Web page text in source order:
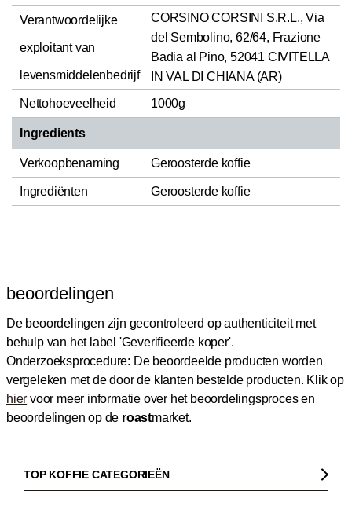
Verantwoordelijke
exploitant van
levensmiddelenbedrijf
CORSINO CORSINI S.R.L., Via
del Sembolino, 62/64, Frazione
Badia al Pino, 52041 CIVITELLA
IN VAL DI CHIANA (AR)
Nettohoeveelheid
1000g
Ingredients
Verkoopbenaming Geroosterde koffie
Ingrediënten Geroosterde koffie
beoordelingen
De beoordelingen zijn gecontroleerd op authenticiteit met
behulp van het label 'Geverifieerde koper'.
Onderzoeksprocedure: De beoordeelde producten worden
vergeleken met de door de klanten bestelde producten. Klik op
hier voor meer informatie over het beoordelingsproces en
beoordelingen op de roastmarket.
TOP KOFFIE CATEGORIEËN